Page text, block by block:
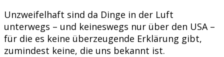
Unzweifelhaft sind da Dinge in der Luft
unterwegs – und keineswegs nur über den USA –
für die es keine überzeugende Erklärung gibt,
zumindest keine, die uns bekannt ist.